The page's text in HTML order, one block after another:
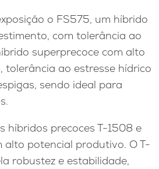
o FS575, um híbrido
com tolerância ao
superprecoce com alto
tolerância ao estresse hídrico
sendo ideal para
híbridos precoces T-1508 e
alto potencial produtivo. O T-
robustez e estabilidade,